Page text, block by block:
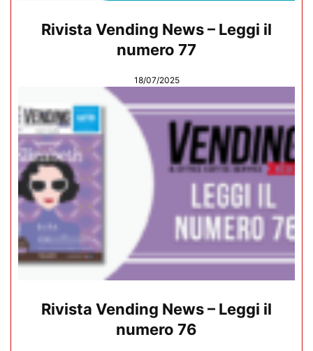
Rivista Vending News – Leggi il
numero 77
18/07/2025
Rivista Vending News – Leggi il
numero 76